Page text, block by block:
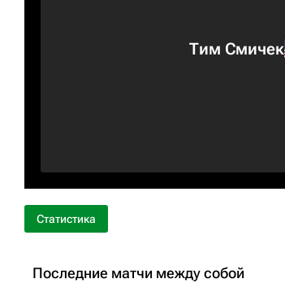
Тим Смичек
Статистика
Последние матчи между собой